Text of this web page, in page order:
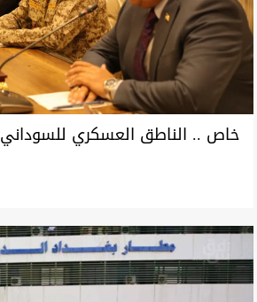
خاص .. الناطق العسكري
كوردستان "عمل إرهابي" يستهدف